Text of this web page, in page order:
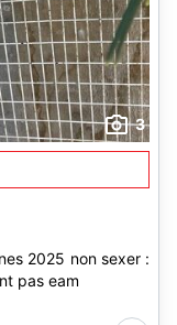
3
30 èlèver en volière extérieur avec parent pas eam